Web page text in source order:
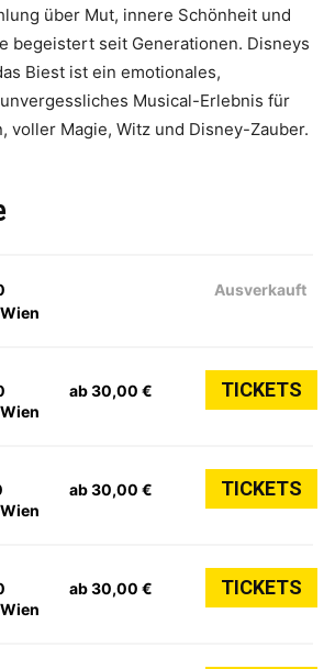
über Mut, innere Schönheit und
begeistert seit Generationen. Disneys
Biest ist ein emotionales,
Musical-Erlebnis für
voller Magie, Witz und Disney-Zauber.
Ausverkauft
ab 30,00 € TICKETS
ab 30,00 € TICKETS
ab 30,00 € TICKETS